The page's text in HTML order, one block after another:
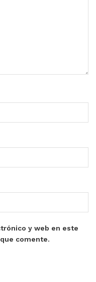
y web en este
comente.